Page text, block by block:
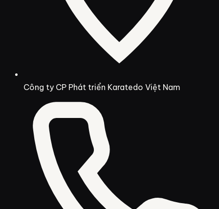
Công ty CP Phát triển Karatedo Việt Nam